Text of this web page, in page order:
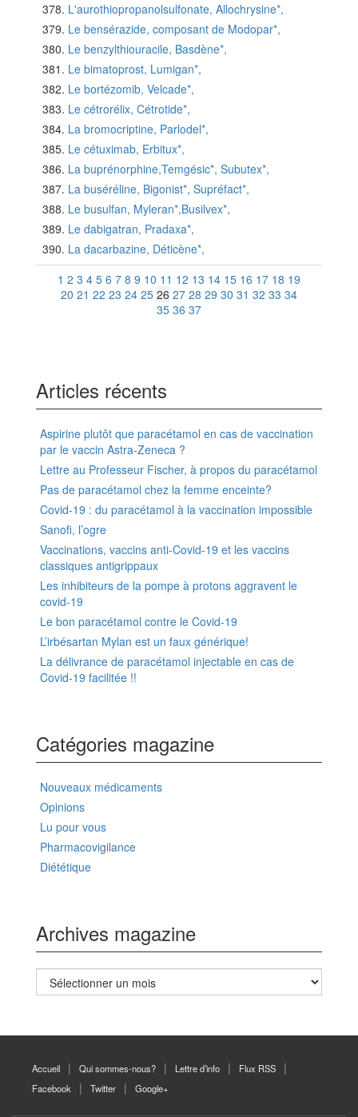
L'aurothiopropanolsulfonate, Allochrysine*,
Le bensérazide, composant de Modopar*,
Le benzylthiouracile, Basdène*,
Le bimatoprost, Lumigan*,
Le bortézomib, Velcade*,
Le cétrorélix, Cétrotide*,
La bromocriptine, Parlodel*,
Le cétuximab, Erbitux*,
La buprénorphine,Temgésic*, Subutex*,
La buséréline, Bigonist*, Supréfact*,
Le busulfan, Myleran*,Busilvex*,
Le dabigatran, Pradaxa*,
La dacarbazine, Déticène*,
1 2 3 4 5 6 7 8 9 10 11 12 13 14 15 16 17 18 19
20 21 22 23 24 25 26 27 28 29 30 31 32 33 34
35 36 37
Articles récents
Aspirine plutôt que paracétamol en cas de vaccination
par le vaccin Astra-Zeneca ?
Lettre au Professeur Fischer, à propos du paracétamol
Pas de paracétamol chez la femme enceinte?
Covid-19 : du paracétamol à la vaccination impossible
Sanofi, l’ogre
Vaccinations, vaccins anti-Covid-19 et les vaccins
classiques antigrippaux
Les inhibiteurs de la pompe à protons aggravent le
covid-19
Le bon paracétamol contre le Covid-19
L’irbésartan Mylan est un faux générique!
La délivrance de paracétamol injectable en cas de
Covid-19 facilitée !!
Catégories magazine
Nouveaux médicaments
Opinions
Lu pour vous
Pharmacovigilance
Diététique
Archives magazine
Archives
magazine
Accueil Qui sommes-nous? Lettre d’info
Flux RSS
Facebook
Twitter Google+